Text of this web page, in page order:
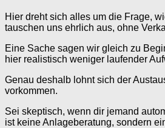
hier:
Hier dreht sich alles um die Frage,
tauschen uns ehrlich aus, ohne
Eine Sache sagen wir gleich zu
hier realistisch weniger laufender
Genau deshalb lohnt sich der
vorkommen.
Sei skeptisch, wenn dir jemand
ist keine Anlageberatung, sondern